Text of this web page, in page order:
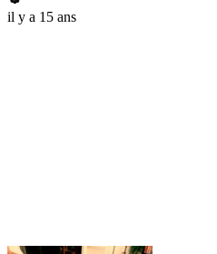
il y a 15 ans